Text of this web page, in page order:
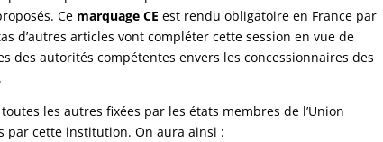
Ce marquage CE est rendu obligatoire en France par
d’autres articles vont compléter cette session en vue de
des autorités compétentes envers les concessionnaires des
les autres fixées par les états membres de l’Union
par cette institution. On aura ainsi :